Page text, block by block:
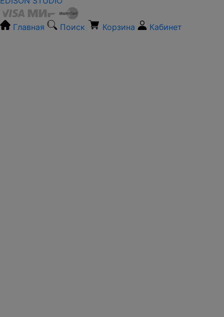
Главная Поиск Корзина Кабинет